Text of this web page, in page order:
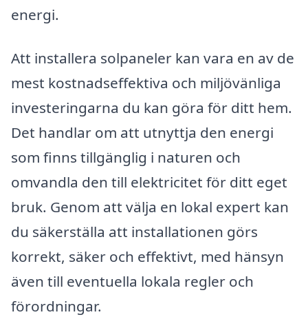
energi.
Att installera solpaneler kan vara en av de
mest kostnadseffektiva och miljövänliga
investeringarna du kan göra för ditt hem.
Det handlar om att utnyttja den energi
som finns tillgänglig i naturen och
omvandla den till elektricitet för ditt eget
bruk. Genom att välja en lokal expert kan
du säkerställa att installationen görs
korrekt, säker och effektivt, med hänsyn
även till eventuella lokala regler och
förordningar.